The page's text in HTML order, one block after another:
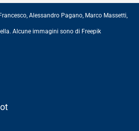
, Alessandro Pagano, Marco Massetti,
. Alcune immagini sono di Freepik